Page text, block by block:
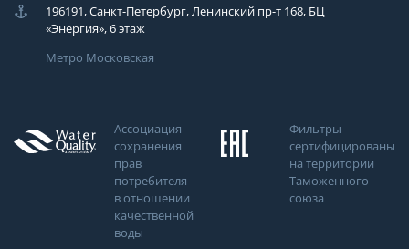
196191, Санкт-Петербург, Ленинский пр-т 168, БЦ
«Энергия», 6 этаж
Метро Московская
Ассоциация
сохранения
прав
потребителя
в отношении
качественной
воды
Фильтры
сертифицированы
на территории
Таможенного
союза